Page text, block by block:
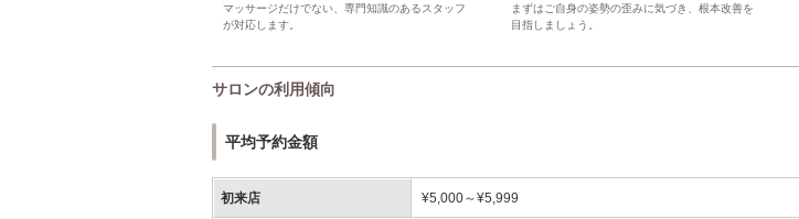
マッサージだけでない、専門知識のあるスタッフ
が対応します。
まずはご自身の姿勢の歪みに気づき、根本改善を
目指しましょう。
サロンの利用傾向
平均予約金額
初来店 ¥5,000～¥5,999